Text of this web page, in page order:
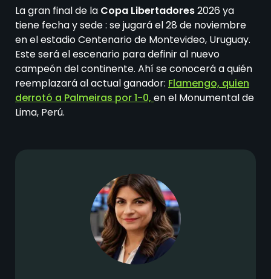
La gran final de la Copa Libertadores2026 ya
tiene fecha y sede : se jugará el28 de noviembre
en el estadio Centenario de Montevideo, Uruguay.
Este será el escenario para definir al nuevo
campeón del continente. Ahí se conocerá a quién
reemplazará al actual ganador: Flamengo, quien
derrotó a Palmeiras por 1-0, en el Monumental de
Lima, Perú.